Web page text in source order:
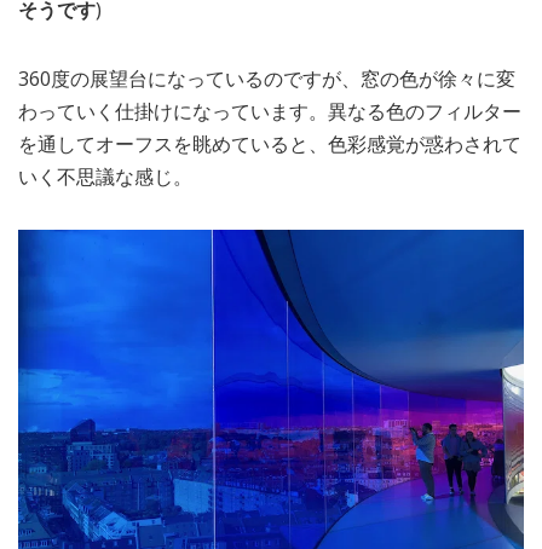
そうです)
360度の展望台になっているのですが、窓の色が徐々に変
わっていく仕掛けになっています。異なる色のフィルター
を通してオーフスを眺めていると、色彩感覚が惑わされて
いく不思議な感じ。